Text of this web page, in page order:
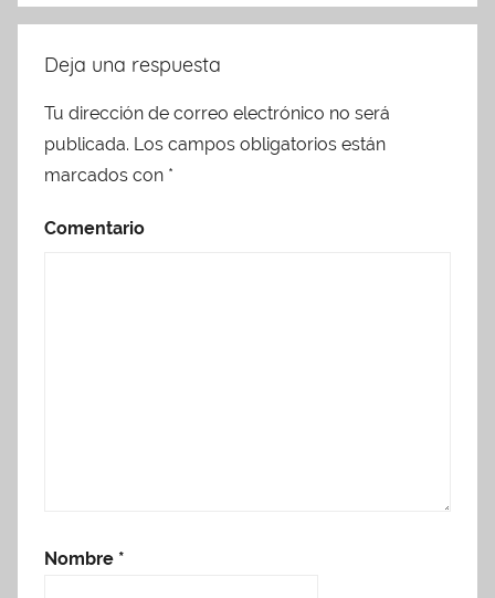
Deja una respuesta
Tu dirección de correo electrónico no será
publicada. Los campos obligatorios están
marcados con *
Comentario
Nombre *